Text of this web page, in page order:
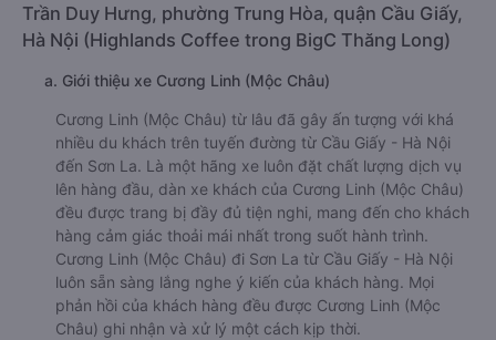
Trần Duy Hưng, phường Trung Hòa, quận Cầu Giấy,
Hà Nội (Highlands Coffee trong BigC Thăng Long)
a. Giới thiệu xe Cương Linh (Mộc Châu)
Cương Linh (Mộc Châu) từ lâu đã gây ấn tượng với khá
nhiều du khách trên tuyến đường từ Cầu Giấy - Hà Nội
đến Sơn La. Là một hãng xe luôn đặt chất lượng dịch vụ
lên hàng đầu, dàn xe khách của Cương Linh (Mộc Châu)
đều được trang bị đầy đủ tiện nghi, mang đến cho khách
hàng cảm giác thoải mái nhất trong suốt hành trình.
Cương Linh (Mộc Châu) đi Sơn La từ Cầu Giấy - Hà Nội
luôn sẵn sàng lắng nghe ý kiến của khách hàng. Mọi
phản hồi của khách hàng đều được Cương Linh (Mộc
Châu) ghi nhận và xử lý một cách kịp thời.